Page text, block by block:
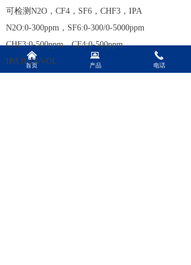
可检测N2O，CF4，SF6，CHF3，IPA
N2O:0-300ppm，SF6:0-300/0-5000ppm
CHF3:0-500ppm，CF4:0-500ppm
IPA:0-2%VOL
낀
首页
뀵
产品
끅
电话